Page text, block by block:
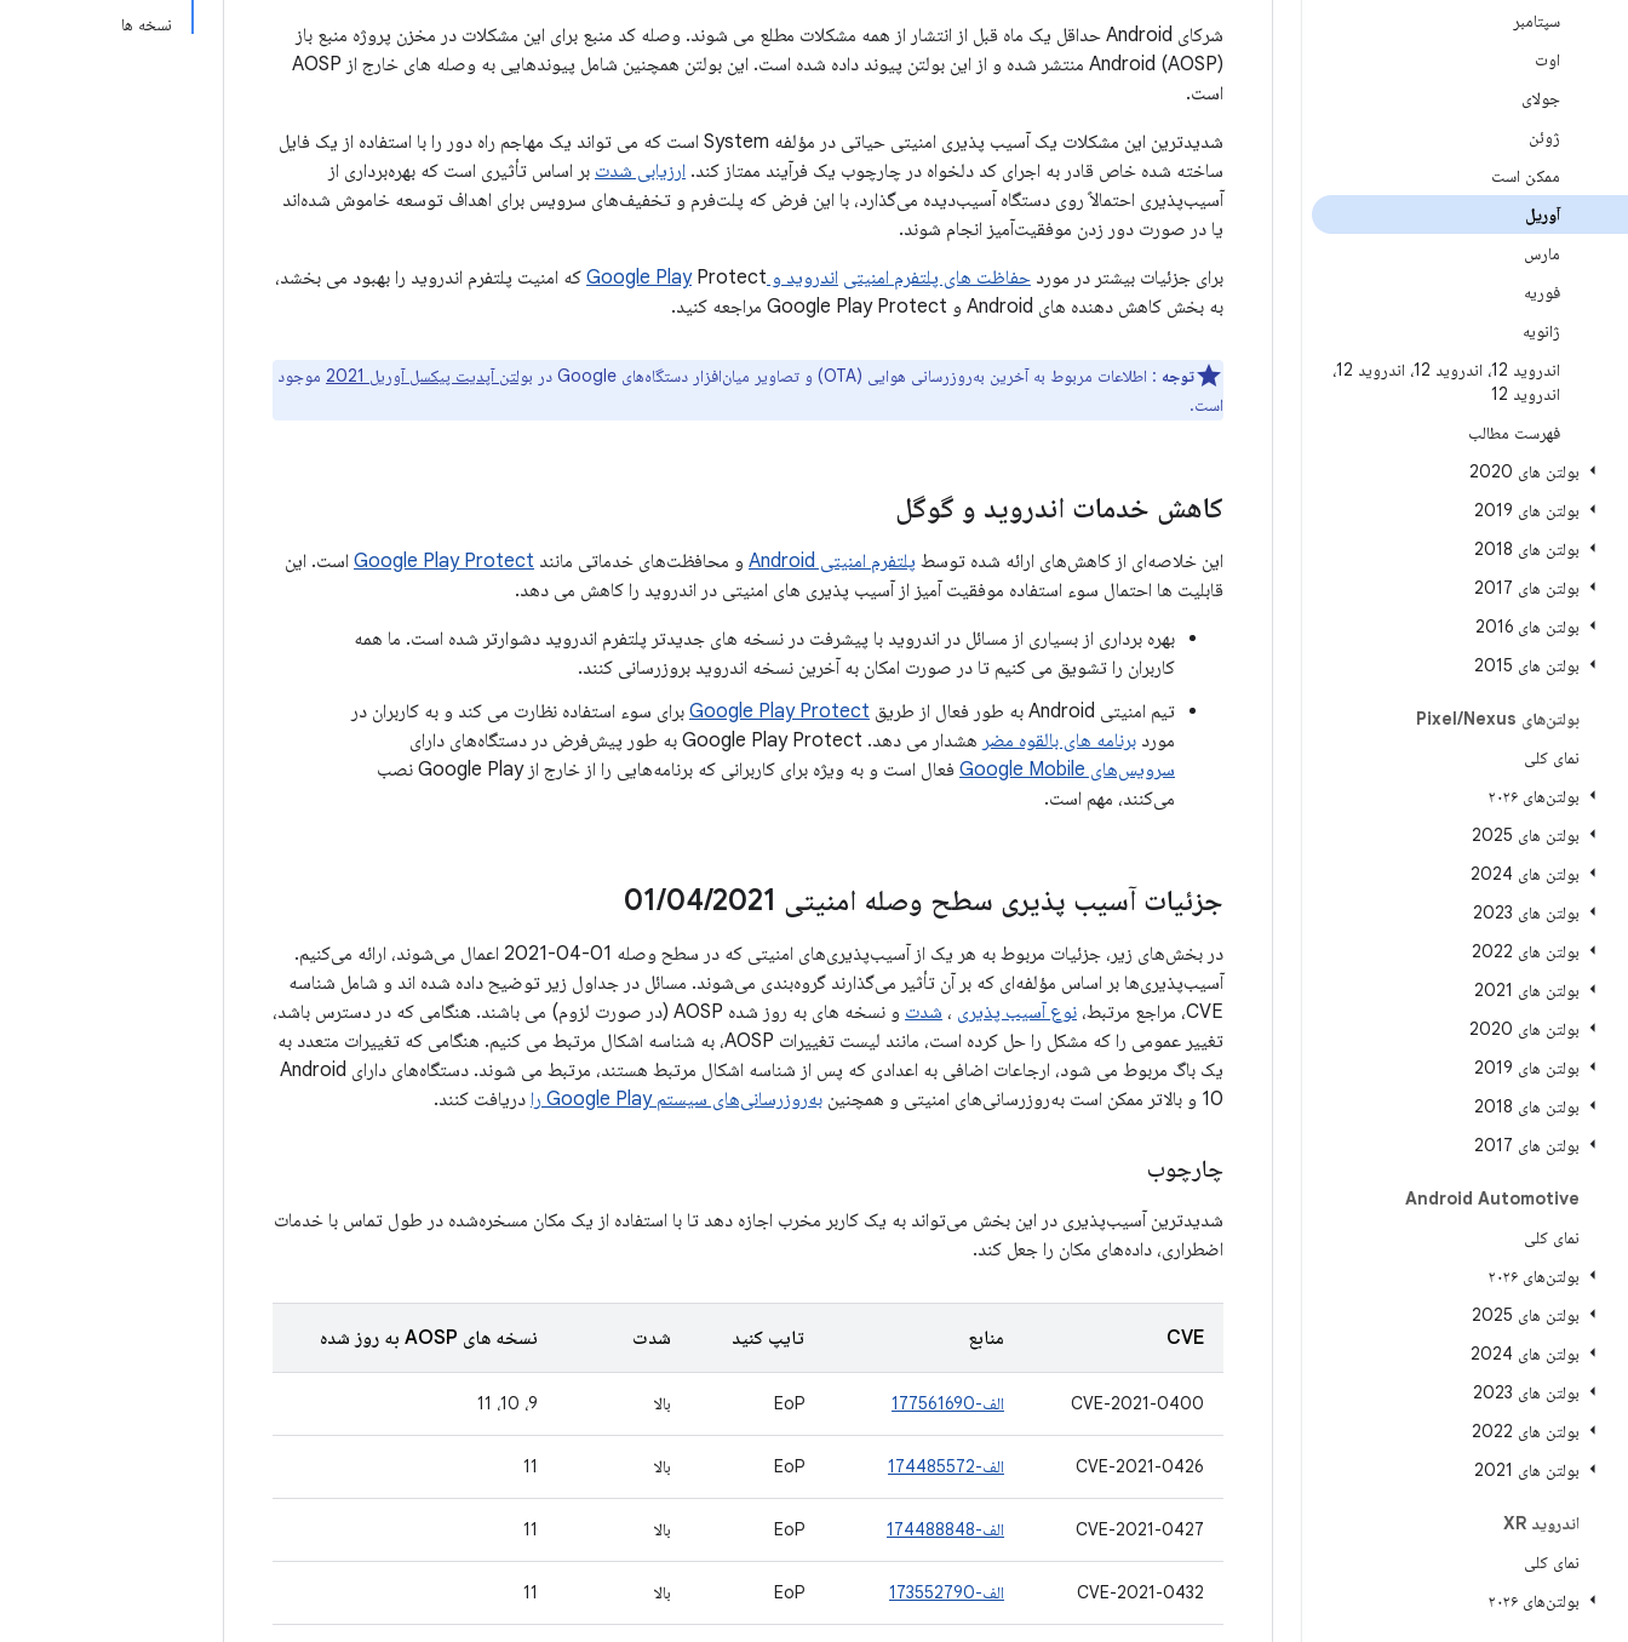
سپتامبر
اوت
جولای
ژوئن
ممکن است
آوریل
مارس
فوریه
ژانویه
اندروید 12، اندروید 12، اندروید 12،
اندروید 12
فهرست مطالب
بولتن های 2020
بولتن های 2019
بولتن های 2018
بولتن های 2017
بولتن های 2016
بولتن های 2015
بولتن‌های Pixel /Nexus
نمای کلی
بولتن‌های ۲۰۲۶
بولتن های 2025
بولتن های 2024
بولتن های 2023
بولتن های 2022
بولتن های 2021
بولتن های 2020
بولتن های 2019
بولتن های 2018
بولتن های 2017
Android Automotive
نمای کلی
بولتن‌های ۲۰۲۶
بولتن های 2025
بولتن های 2024
بولتن های 2023
بولتن های 2022
بولتن های 2021
اندروید XR
نمای کلی
بولتن‌های ۲۰۲۶
نسخه ها
شرکای Android حداقل یک ماه قبل از انتشار از همه مشکلات مطلع می شوند. وصله کد منبع برای این مشکلات در مخزن پروژه منبع باز
Android (AOSP) منتشر شده و از این بولتن پیوند داده شده است. این بولتن همچنین شامل پیوندهایی به وصله های خارج از AOSP
است.
شدیدترین این مشکلات یک آسیب پذیری امنیتی حیاتی در مؤلفه System است که می تواند یک مهاجم راه دور را با استفاده از یک فایل
ساخته شده خاص قادر به اجرای کد دلخواه در چارچوب یک فرآیند ممتاز کند. ارزیابی شدت بر اساس تأثیری است که بهره‌برداری از
آسیب‌پذیری احتمالاً روی دستگاه آسیب‌دیده می‌گذارد، با این فرض که پلت‌فرم و تخفیف‌های سرویس برای اهداف توسعه خاموش شده‌اند
یا در صورت دور زدن موفقیت‌آمیز انجام شوند.
برای جزئیات بیشتر در مورد حفاظت های پلتفرم امنیتی اندروید و Google Play
Protect که امنیت پلتفرم اندروید را بهبود می بخشد،
به بخش کاهش دهنده های Android و Google Play Protect مراجعه کنید.
توجه : اطلاعات مربوط به آخرین به‌روزرسانی هوایی (OTA) و تصاویر میان‌افزار دستگاه‌های Google در بولتن آپدیت پیکسل آوریل 2021
موجود
است.
کاهش خدمات اندروید و گوگل
این خلاصه‌ای از کاهش‌های ارائه شده توسط پلتفرم امنیتی Android و محافظت‌های خدماتی مانند Google Play Protect است. این
قابلیت ها احتمال سوء استفاده موفقیت آمیز از آسیب پذیری های امنیتی در اندروید را کاهش می دهد.
بهره برداری از بسیاری از مسائل در اندروید با پیشرفت در نسخه های جدیدتر پلتفرم اندروید دشوارتر شده است. ما همه
کاربران را تشویق می کنیم تا در صورت امکان به آخرین نسخه اندروید بروزرسانی کنند.
تیم امنیتی Android به طور فعال از طریق
Google Play Protect برای سوء استفاده نظارت می کند و به کاربران در
مورد برنامه های بالقوه مضر هشدار می دهد. Google Play Protect به طور پیش‌فرض در دستگاه‌های دارای
سرویس‌های Google Mobile
فعال است و به ویژه برای کاربرانی که برنامه‌هایی را از خارج از Google Play نصب
می‌کنند، مهم است.
جزئیات آسیب پذیری سطح وصله امنیتی 01 /04/2021
در بخش‌های زیر، جزئیات مربوط به هر یک از آسیب‌پذیری‌های امنیتی که در سطح وصله 01-04-2021 اعمال می‌شوند، ارائه می‌کنیم.
آسیب‌پذیری‌ها بر اساس مؤلفه‌ای که بر آن تأثیر می‌گذارند گروه‌بندی می‌شوند. مسائل در جداول زیر توضیح داده شده اند و شامل شناسه
CVE، مراجع مرتبط،
نوع آسیب پذیری ، شدت
و نسخه های به روز شده AOSP (در صورت لزوم) می باشند. هنگامی که در دسترس باشد،
تغییر عمومی را که مشکل را حل کرده است، مانند لیست تغییرات AOSP، به شناسه اشکال مرتبط می کنیم. هنگامی که تغییرات متعدد به
یک باگ مربوط می شود، ارجاعات اضافی به اعدادی که پس از شناسه اشکال مرتبط هستند، مرتبط می شوند. دستگاه‌های دارای Android
10 و بالاتر ممکن است به‌روزرسانی‌های امنیتی و همچنین
به‌روزرسانی‌های سیستم Google Play را دریافت کنند.
چارچوب
شدیدترین آسیب‌پذیری در این بخش می‌تواند به یک کاربر مخرب اجازه دهد تا با استفاده از یک مکان مسخره‌شده در طول تماس با خدمات
اضطراری، داده‌های مکان را جعل کند.
CVE منابع تایپ کنید شدت نسخه های AOSP به روز شده
CVE-2021-0400 الف-177561690 EoP بالا 9، 10، 11
CVE-2021-0426 الف-174485572 EoP بالا 11
CVE-2021-0427 الف-174488848 EoP بالا 11
CVE-2021-0432 الف-173552790 EoP بالا 11